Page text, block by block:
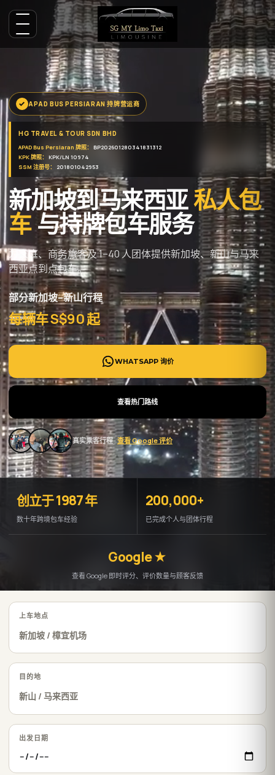
APAD BUS PERSIARAN 持牌营运商
HG TRAVEL & TOUR SDN BHD
APAD Bus Persiaran 牌照： BP202601280341831312
KPK 牌照： KPK/LN 10974
SSM 注册号：
201801042953
新加坡到马来西亚私人包
车与持牌包车服务
为家庭、商务旅客及 1–40 人团体提供新加坡、新山与马来
西亚点到点包车。
部分新加坡–新山行程
每辆车 S$90 起
WHATSAPP 询价
查看热门路线
真实乘客行程 ·查看 Google 评价
创立于 1987 年
数十年跨境包车经验
200,000+
已完成个人与团体行程
Google ★
查看 Google 即时评分、评价数量与顾客反馈
上车地点
目的地
出发日期